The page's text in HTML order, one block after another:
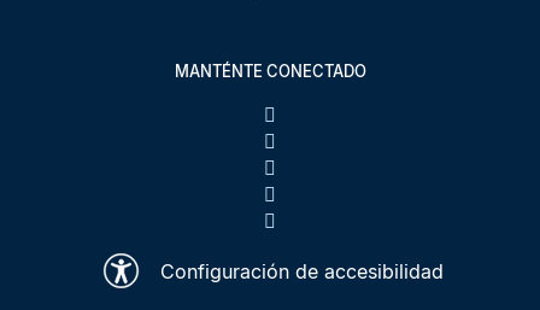
MANTÉNTE CONECTADO
Configuración de accesibilidad